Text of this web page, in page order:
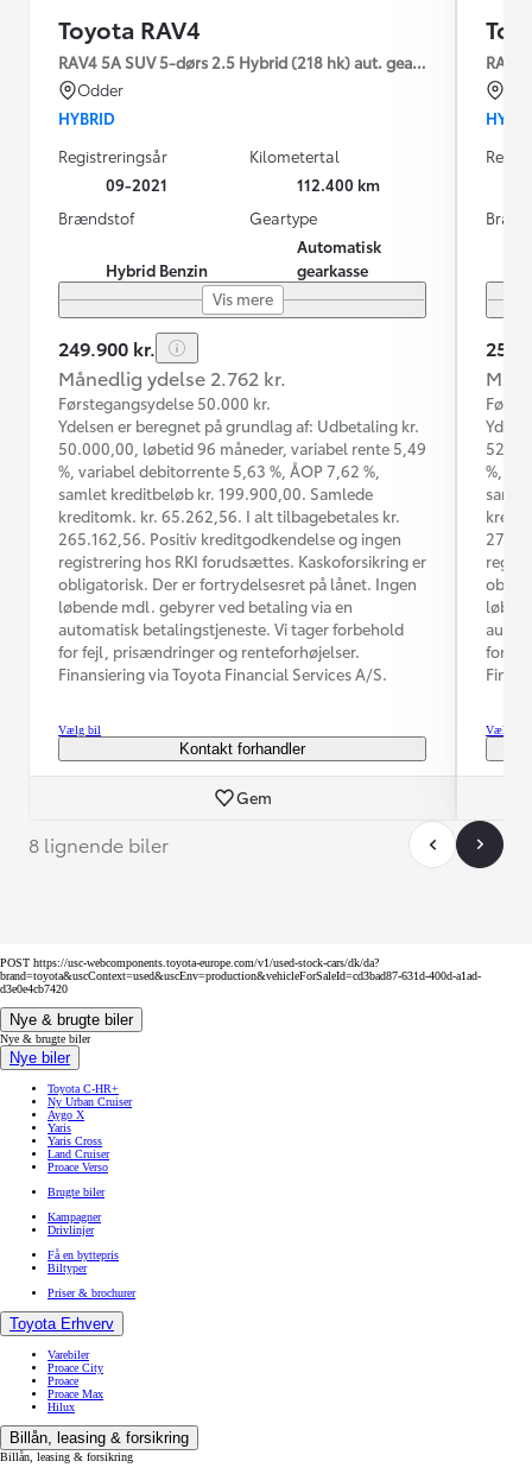
Toyota RAV4
RAV4 5A SUV 5-dørs 2.5 Hybrid (218 hk) aut. gear H3 - Comfort
Odder
HYBRID
Registreringsår
09-2021
Kilometertal
112.400 km
Brændstof
Hybrid Benzin
Geartype
Automatisk
gearkasse
Vis mere
249.900 kr.
Månedlig ydelse 2.762 kr.
Førstegangsydelse 50.000 kr.
Ydelsen er beregnet på grundlag af: Udbetaling kr.
50.000,00, løbetid 96 måneder, variabel rente 5,49
%, variabel debitorrente 5,63 %, ÅOP 7,62 %,
samlet kreditbeløb kr. 199.900,00. Samlede
kreditomk. kr. 65.262,56. I alt tilbagebetales kr.
265.162,56. Positiv kreditgodkendelse og ingen
registrering hos RKI forudsættes. Kaskoforsikring er
obligatorisk. Der er fortrydelsesret på lånet. Ingen
løbende mdl. gebyrer ved betaling via en
automatisk betalingstjeneste. Vi tager forbehold
for fejl, prisændringer og renteforhøjelser.
Finansiering via Toyota Financial Services A/S.
Vælg bil
Kontakt forhandler
Gem
%,
for
Vælg bil
8 lignende biler
POST https://usc-webcomponents.toyota-europe.com/v1/used-stock-cars/dk/da?
brand=toyota&uscContext=used&uscEnv=production&vehicleForSaleId=cd3bad87-631d-400d-a1ad-
d3e0e4cb7420
Nye & brugte biler
Nye & brugte biler
Nye biler
Toyota C-HR+
Ny Urban Cruiser
Aygo X
Yaris
Yaris Cross
Land Cruiser
Proace Verso
Brugte biler
Kampagner
Drivlinjer
Få en byttepris
Biltyper
Priser & brochurer
Toyota Erhverv
Varebiler
Proace City
Proace
Proace Max
Hilux
Billån, leasing & forsikring
Billån, leasing & forsikring